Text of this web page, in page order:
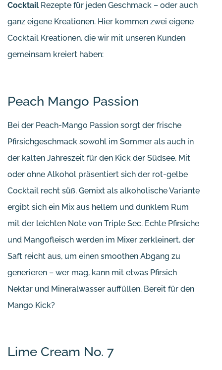
Cocktail Rezepte für jeden Geschmack – oder auch
ganz eigene Kreationen. Hier kommen zwei eigene
Cocktail Kreationen, die wir mit unseren Kunden
gemeinsam kreiert haben:
Peach Mango Passion
Bei der Peach-Mango Passion sorgt der frische
Pfirsichgeschmack sowohl im Sommer als auch in
der kalten Jahreszeit für den Kick der Südsee. Mit
oder ohne Alkohol präsentiert sich der rot-gelbe
Cocktail recht süß. Gemixt als alkoholische Variante
ergibt sich ein Mix aus hellem und dunklem Rum
mit der leichten Note von Triple Sec. Echte Pfirsiche
und Mangofleisch werden im Mixer zerkleinert, der
Saft reicht aus, um einen smoothen Abgang zu
generieren – wer mag, kann mit etwas Pfirsich
Nektar und Mineralwasser auffüllen. Bereit für den
Mango Kick?
Lime Cream No. 7